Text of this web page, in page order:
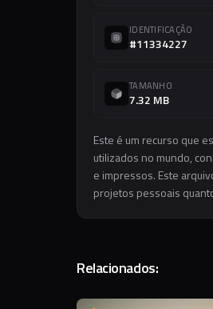
IDENTIFICAÇÃO
#11334227
TAMANHO
7.32 MB
Este é um recurso que
utilizados no mundo,
e impressos. Este
projetos pessoais
Relacionados: